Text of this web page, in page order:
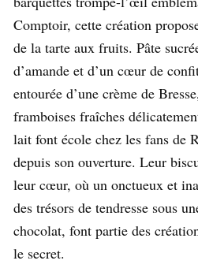
Comptoir, cette création
de la tarte aux fruits. Pâte
d’amande et d’un cœur de
entourée d’une crème de
framboises fraîches
lait font école chez les fans de
depuis son ouverture. Leur
leur cœur, où un onctueux et
des trésors de tendresse sous
chocolat, font partie des
le secret.